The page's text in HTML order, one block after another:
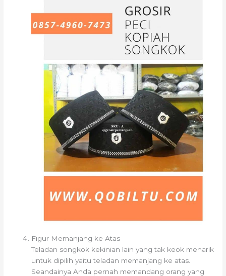
Figur Memanjang ke Atas
Teladan songkok kekinian lain yang tak keok menarik
untuk dipilih yaitu teladan memanjang ke atas.
Seandainya Anda pernah memandang orang yang